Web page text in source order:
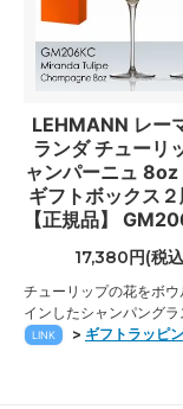
LEHMANN レー
ランダ チューリ
ャンパーニュ 8oz
ギフトボックス２
【正規品】
17,380円(税
チューリップの花をボ
インしたシャンパングラ
LINK > ギフトラッピ